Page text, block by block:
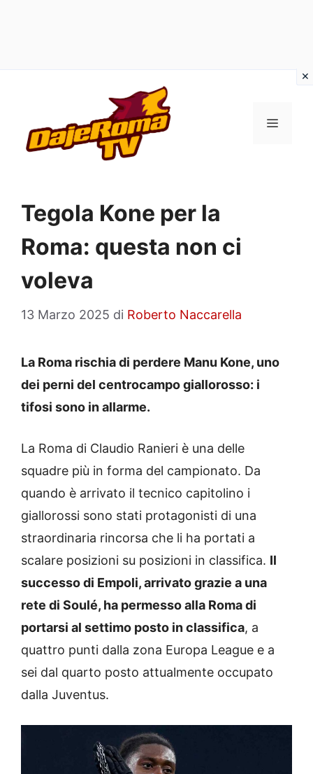
contenuto
MENU
Tegola Kone per la
Roma: questa non ci
voleva
13 Marzo 2025 di Roberto Naccarella
La Roma rischia di perdere Manu Kone, uno
dei perni del centrocampo giallorosso: i
tifosi sono in allarme.
La Roma di Claudio Ranieri è una delle
squadre più in forma del campionato. Da
quando è arrivato il tecnico capitolino i
giallorossi sono stati protagonisti di una
straordinaria rincorsa che li ha portati a
scalare posizioni su posizioni in classifica. Il
successo di Empoli, arrivato grazie a una
rete di Soulé, ha permesso alla Roma di
portarsi al settimo posto in classifica, a
quattro punti dalla zona Europa League e a
sei dal quarto posto attualmente occupato
dalla Juventus.